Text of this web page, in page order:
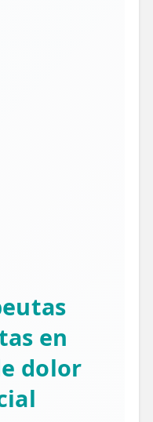
en
dolor